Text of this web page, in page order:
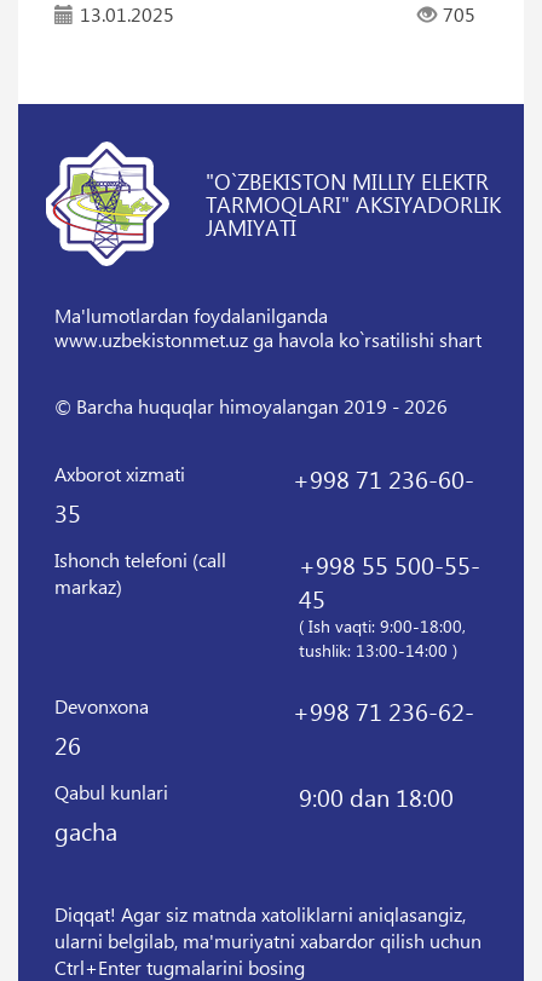
13.01.2025
705
"O`ZBEKISTON MILLIY ELEKTR
TARMOQLARI" AKSIYADORLIK
JAMIYATI
Ma'lumotlardan foydalanilganda
www.uzbekistonmet.uz ga havola ko`rsatilishi shart
© Barcha huquqlar himoyalangan 2019 - 2026
Axborot xizmati
+998 71 236-60-
35
Ishonch telefoni (call
markaz)
+998 55 500-55-
45
( Ish vaqti: 9:00-18:00,
tushlik: 13:00-14:00 )
Devonxona
+998 71 236-62-
26
Qabul kunlari
9:00 dan 18:00
gacha
Diqqat! Agar siz matnda xatoliklarni aniqlasangiz,
ularni belgilab, ma'muriyatni xabardor qilish uchun
Ctrl+Enter tugmalarini bosing